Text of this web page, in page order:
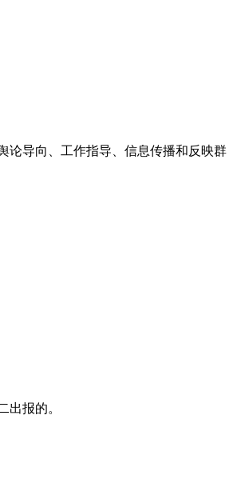
论导向、工作指导、信息传播和反映群
出报的。